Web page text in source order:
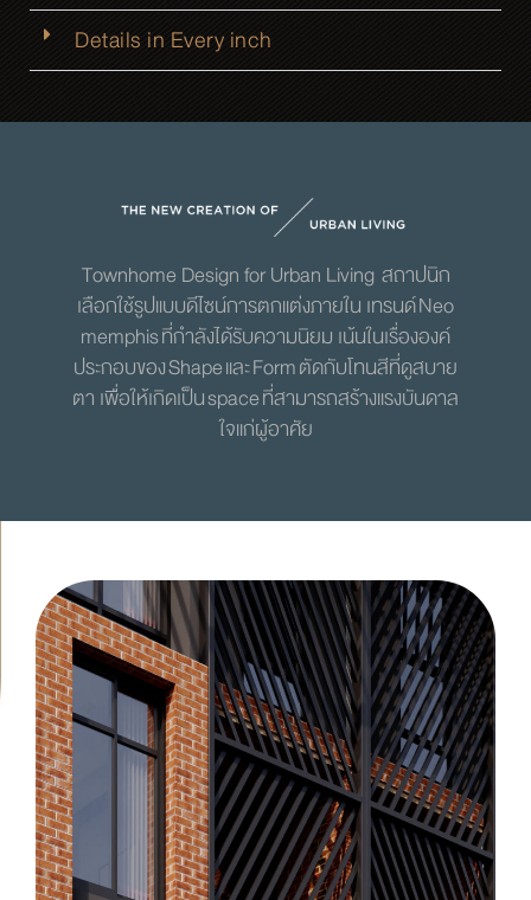
Details in Every inch
Townhome Design for Urban Living สถาปนิก
เลือกใช้รูปแบบดีไซน์การตกแต่งภายใน เทรนด์Neo
memphisที่กำลังได้รับความนิยม เน้นในเรื่ององค์
ประกอบของShapeและFormตัดกับโทนสีที่ดูสบาย
ตา เพื่อให้เกิดเป็นspaceที่สามารถสร้างแรงบันดาล
ใจแก่ผู้อาศัย